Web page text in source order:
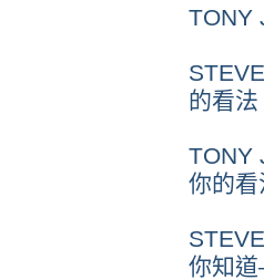
TONY
的看法
TONY
你的看
你知